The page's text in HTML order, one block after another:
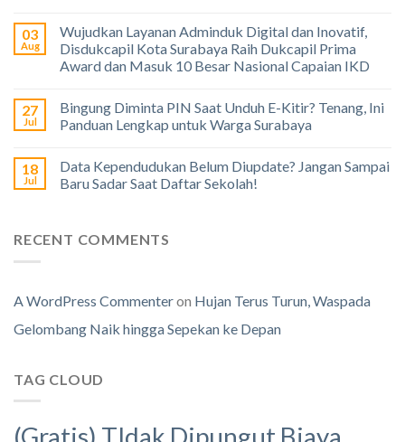
03
Aug
Wujudkan Layanan Adminduk Digital dan Inovatif,
Disdukcapil Kota Surabaya Raih Dukcapil Prima
Award dan Masuk 10 Besar Nasional Capaian IKD
27
Jul
Bingung Diminta PIN Saat Unduh E-Kitir? Tenang, Ini
Panduan Lengkap untuk Warga Surabaya
18
Jul
Data Kependudukan Belum Diupdate? Jangan Sampai
Baru Sadar Saat Daftar Sekolah!
RECENT COMMENTS
A WordPress Commenteron Hujan Terus Turun, Waspada
Gelombang Naik hingga Sepekan ke Depan
TAG CLOUD